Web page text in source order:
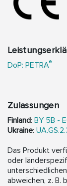
DoP: PETRA®
Zulassungen
Finland: BY 5B -
Ukraine:
Das Produkt
oder
abweichen, z. B.